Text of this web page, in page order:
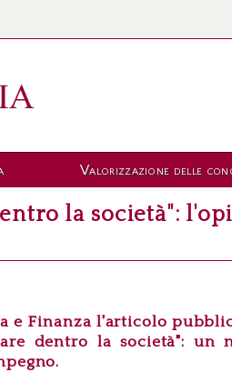
Valorizzazione delle
la società":
e Finanza l'articolo
dentro la società": un